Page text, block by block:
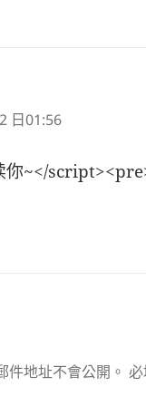
日01:56
~</
件地址不會公開。